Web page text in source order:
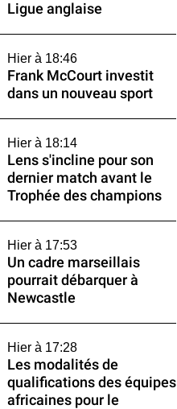
Ligue anglaise
Hier à 18:46
Frank McCourt investit
dans un nouveau sport
Hier à 18:14
Lens s'incline pour son
dernier match avant le
Trophée des champions
Hier à 17:53
Un cadre marseillais
pourrait débarquer à
Newcastle
Hier à 17:28
Les modalités de
qualifications des équipes
africaines pour le